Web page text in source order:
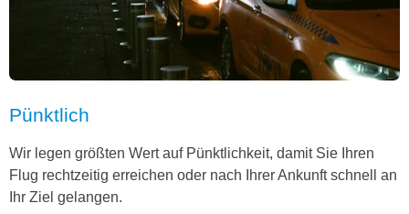
Pünktlich
Wir legen größten Wert auf Pünktlichkeit, damit Sie Ihren
Flug rechtzeitig erreichen oder nach Ihrer Ankunft schnell an
Ihr Ziel gelangen.